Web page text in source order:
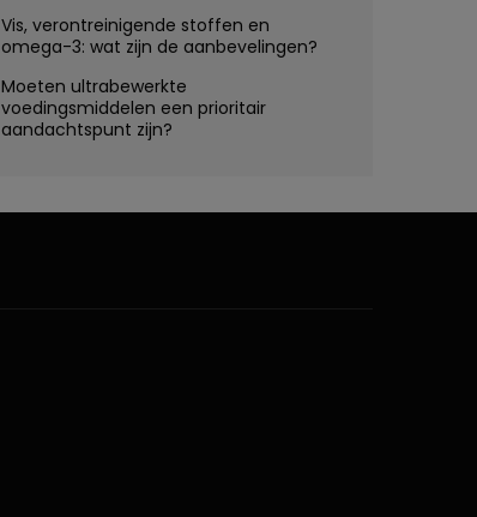
Vis, verontreinigende stoffen en
omega-3: wat zijn de aanbevelingen?
Moeten ultrabewerkte
voedingsmiddelen een prioritair
aandachtspunt zijn?